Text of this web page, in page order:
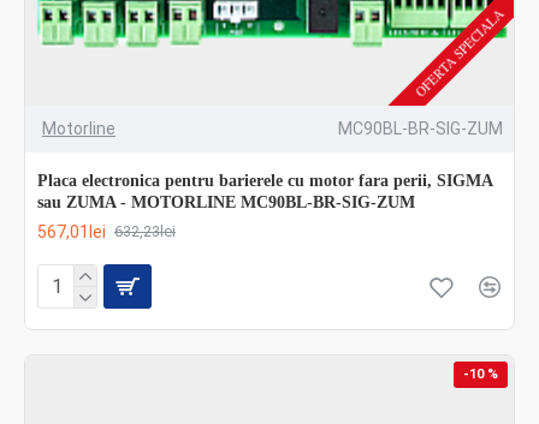
OFERTA SPECIALA
Motorline MC90BL-BR-SIG-ZUM
Placa electronica pentru barierele cu motor fara perii, SIGMA
sau ZUMA - MOTORLINE MC90BL-BR-SIG-ZUM
567,01lei 632,23lei
-10 %